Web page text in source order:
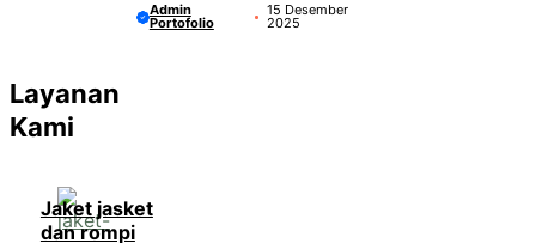
Admin
Portofolio
15 Desember
2025
Layanan
Kami
Jaket jasket
dan rompi